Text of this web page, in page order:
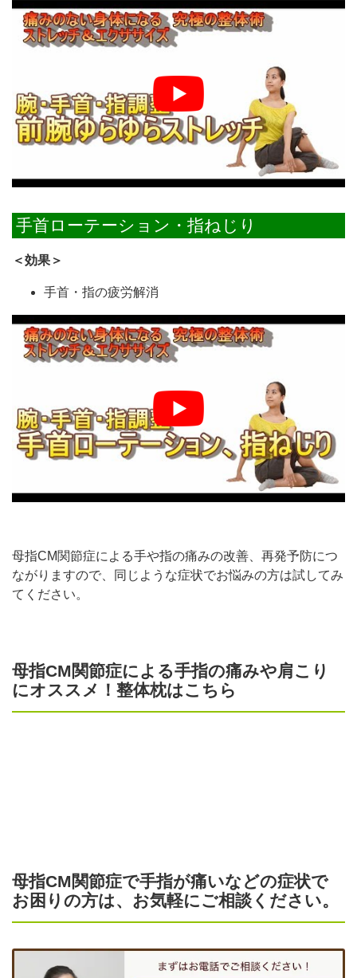
手首ローテーション・指ねじり
＜効果＞
手首・指の疲労解消
母指CM関節症による手や指の痛みの改善、再発予防につ
ながりますので、同じような症状でお悩みの方は試してみ
てください。
母指CM関節症による手指の痛みや肩こり
にオススメ！整体枕はこちら
母指CM関節症で手指が痛いなどの症状で
お困りの方は、お気軽にご相談ください。